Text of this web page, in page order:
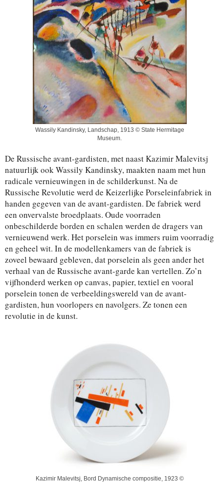
Wassily Kandinsky, Landschap, 1913 © State Hermitage
Museum.
De Russische avant-gardisten, met naast Kazimir Malevitsj
natuurlijk ook Wassily Kandinsky, maakten naam met hun
radicale vernieuwingen in de schilderkunst. Na de
Russische Revolutie werd de Keizerlijke Porseleinfabriek in
handen gegeven van de avant-gardisten. De fabriek werd
een onvervalste broedplaats. Oude voorraden
onbeschilderde borden en schalen werden de dragers van
vernieuwend werk. Het porselein was immers ruim voorradig
en geheel wit. In de modellenkamers van de fabriek is
zoveel bewaard gebleven, dat porselein als geen ander het
verhaal van de Russische avant-garde kan vertellen. Zo’n
vijfhonderd werken op canvas, papier, textiel en vooral
porselein tonen de verbeeldingswereld van de avant-
gardisten, hun voorlopers en navolgers. Ze tonen een
revolutie in de kunst.
Kazimir Malevitsj, Bord Dynamische compositie, 1923 ©